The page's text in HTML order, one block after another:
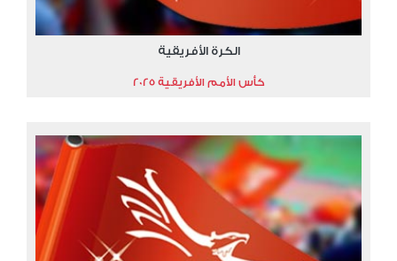
الكرة الأفريقية
كأس الأمم الأفريقية 2025